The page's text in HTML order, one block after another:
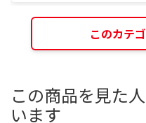
このカテ
この商品を見た
います